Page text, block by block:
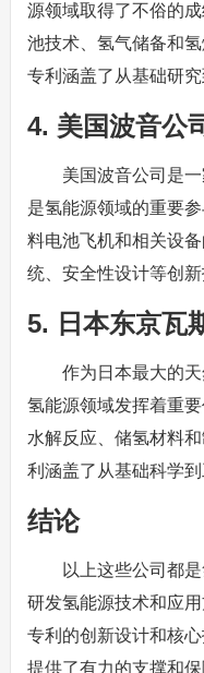
源领域取得了不俗的
池技术、氢气储备和
专利涵盖了从基础研
4. 美国波音公
美国波音公司是
是氢能源领域的重要
料电池飞机和相关设
统、安全性设计等创新
5. 日本东京瓦
作为日本最大的
氢能源领域发挥着重
水解反应、储氢材料
利涵盖了从基础科学到
结论
以上这些公司都
研发氢能源技术和应
专利的创新设计和核
提供了有力的支撑和保